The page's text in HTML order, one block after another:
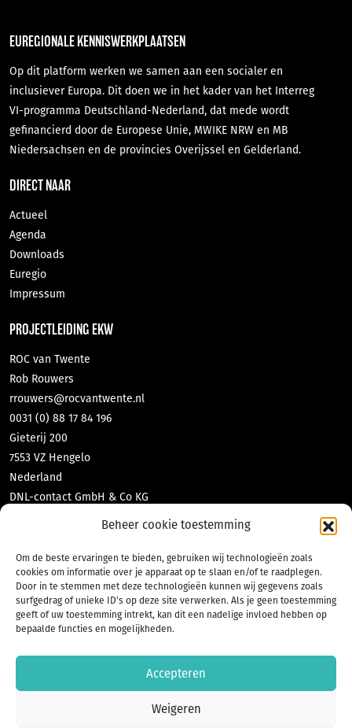
Beheer cookie toestemming
Om de beste ervaringen te bieden, gebruiken wij technologieën zoals
cookies om informatie over je apparaat op te slaan en/of te raadplegen.
Door in te stemmen met deze technologieën kunnen wij gegevens zoals
surfgedrag of unieke ID's op deze site verwerken. Als je geen toestemming
geeft of uw toestemming intrekt, kan dit een nadelige invloed hebben op
bepaalde functies en mogelijkheden.
Accepteren
Weigeren
EUREGIONALE KENNISWERKPLAATSEN
Op dit platform werken we samen aan een socialer en
inclusiever Europa. Dit doen we in het kader van het Interreg
VI-programma Deutschland-Nederland, dat mede wordt
gefinancierd door de Europese Unie, MWIKE NRW en MB
Niedersachsen en de provincies Overijssel en Gelderland.
DIRECT NAAR
Actueel
Agenda
Downloads
Euregio
Impressum
PROJECTLEIDING EKW
ROC van Twente
Rob Rouwers
rrouwers@rocvantwente.nl
0031 (0) 88 17 84 196
Gieterij 200
7553 VZ Hengelo
Nederland
DNL-contact GmbH & Co KG
0049 (0) 2551 70 471 10
Bahnhofstraße 35
48565 Steinfurt
Deutschland